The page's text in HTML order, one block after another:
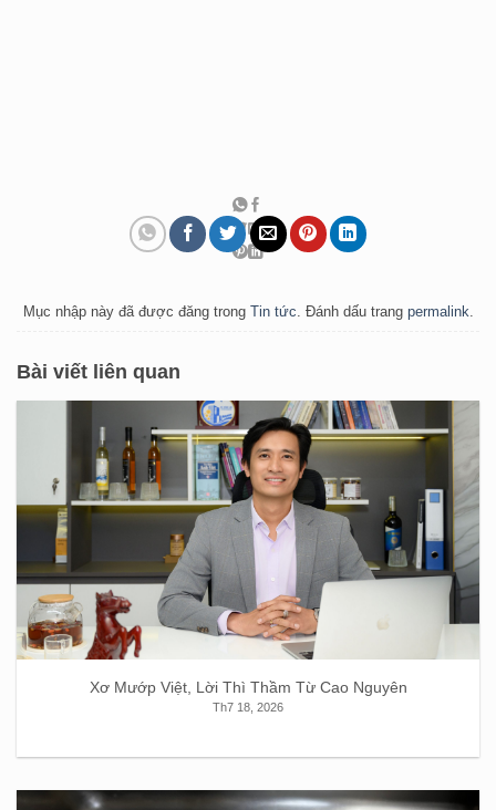
Mục nhập này đã được đăng trong Tin tức . Đánh dấu trang permalink
Bài viết liên quan
Xơ Mướp Việt, Lời Thì Thầm Từ Cao Nguyên
Th7 18, 2026